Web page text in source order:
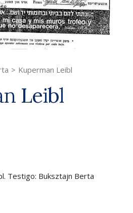
> Kuperman Leibl
Leibl
Testigo: Buksztajn Berta